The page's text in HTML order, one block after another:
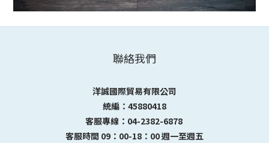
聯絡我們
洋誠國際貿易有限公司
統編：45880418
客服專線：04-2382-6878
客服時間 09：00-18：00 週一至週五